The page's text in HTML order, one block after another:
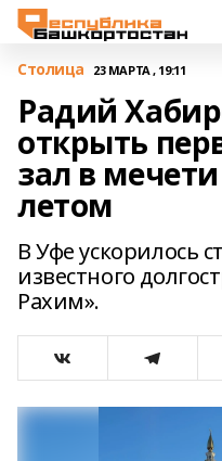
Столица 23 МАРТА , 19:11
Радий
открыть
зал в
летом
В Уфе ускорилось
известного
Рахим».